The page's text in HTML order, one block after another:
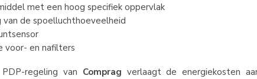
met een hoog specifiek oppervlak
de spoelluchthoeveelheid
voor- en nafilters
regeling van Comprag verlaagt de energiekosten